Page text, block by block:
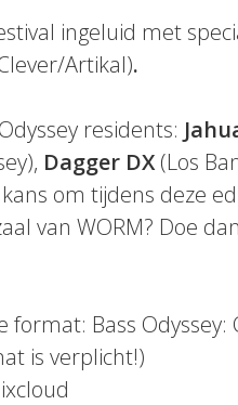
ingeluid met
Artikal).
residents:
Dagger DX(Los
om tijdens deze
van WORM? Doe
Bass Odyssey:
is verplicht!)